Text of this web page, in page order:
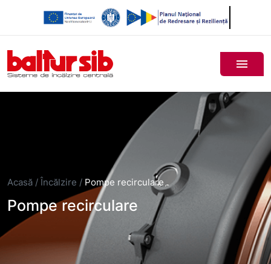
Acasă / Încălzire / Pompe recirculare
Pompe recirculare